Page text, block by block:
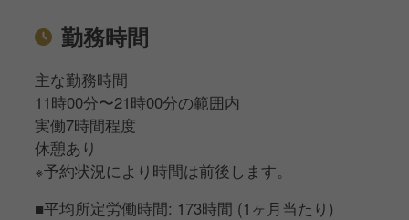
勤務時間
主な勤務時間
11時00分〜21時00分の範囲内
実働7時間程度
休憩あり
※予約状況により時間は前後します。
■平均所定労働時間: 173時間 (1ヶ月当たり)